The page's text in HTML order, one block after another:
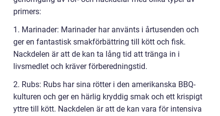
primers:
1. Marinader: Marinader har använts i årtusenden och
ger en fantastisk smakförbättring till kött och fisk.
Nackdelen är att de kan ta lång tid att tränga in i
livsmedlet och kräver förberedningstid.
2. Rubs: Rubs har sina rötter i den amerikanska BBQ-
kulturen och ger en härlig kryddig smak och ett krispigt
yttre till kött. Nackdelen är att de kan vara för intensiva